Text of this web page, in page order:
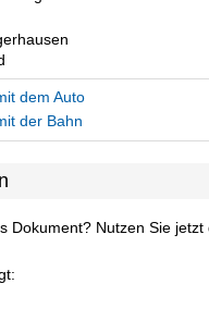
dem Auto
der Bahn
Dokument? Nutzen Sie jetzt